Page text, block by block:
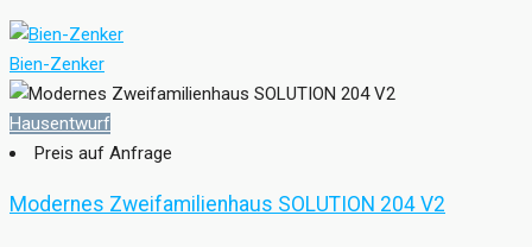
Bien-Zenker
Hausentwurf
Preis auf Anfrage
Modernes Zweifamilienhaus SOLUTION 204 V2